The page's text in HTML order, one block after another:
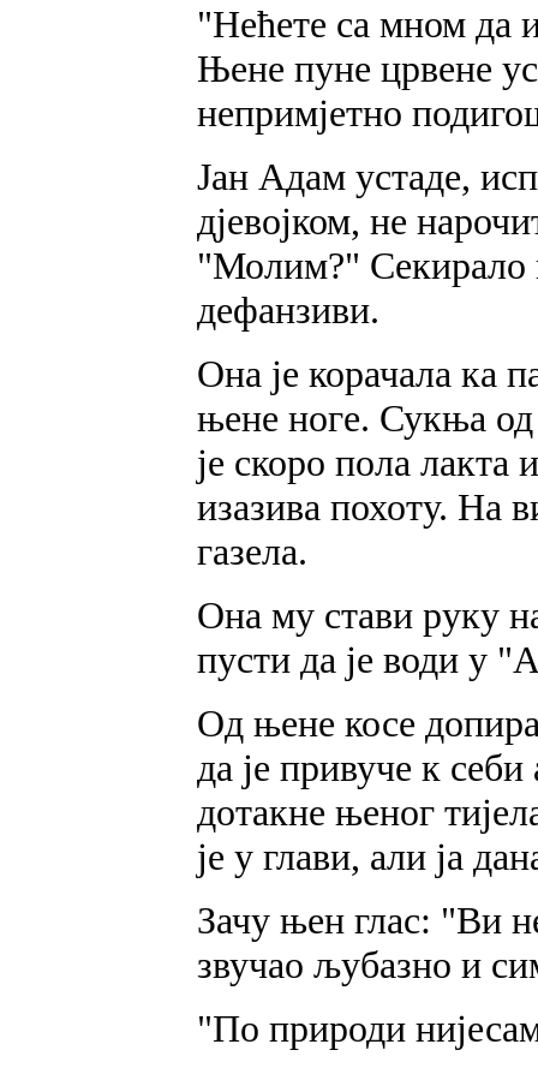
"Нећете са мном да
Њене пуне црвене
непримјетно
Јан Адам устаде,
дјевојком, не
"Молим?" Секирало
дефанзиви.
Она је корачала ка
њене ноге. Сукња од
је скоро пола
изазива похоту. На
газела.
Она му стави руку
пусти да је води у
Од њене косе
да је привуче к
дотакне њеног
је у глави, али ја
Зачу њен глас: "Ви
звучао љубазно и
"По природи